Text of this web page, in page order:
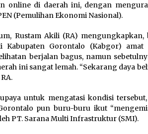
online di daerah ini, dengan
(Pemulihan Ekonomi Nasional).
Rustam Akili (RA) mengungkapkan,
Kabupaten Gorontalo (Kabgor) amat
berjalan bagus, namun
ini sangat lemah. “Sekarang daya
untuk mengatasi kondisi
pun buru-buru ikut
PT. Sarana Multi Infrastruktur (SMI).